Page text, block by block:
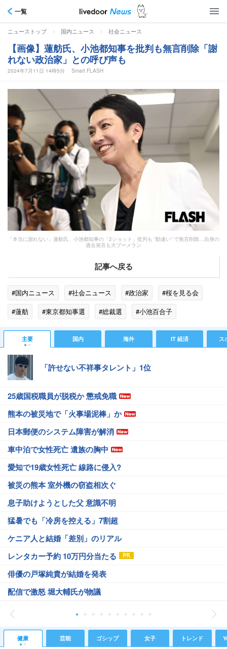
一覧
ニューストップ > 国内ニュース > 社会ニュース
【画像】蓮舫氏、小池都知事を批判も無言削除「謝
れない政治家」との呼び声も
2024年7月11日 14時5分 Smart FLASH
「本当に謝れない」蓮舫氏、小池都知事の「2ショット」批判も “勘違い” で無言削除…自身の
過去発言も大ブーメラン
記事へ戻る
#国内ニュース #社会ニュース #政治家
#桜を見る会
#蓮舫
#東京都知事選 #総裁選 #小池百合子
主要 国内 海外 IT 経済 ス
「許せない不祥事タレント」1位
25歳国税職員が脱税か 懲戒免職
熊本の被災地で「火事場泥棒」か
日本郵便のシステム障害が解消
車中泊で女性死亡 遺族の胸中
愛知で19歳女性死亡 線路に侵入?
被災の熊本 室外機の窃盗相次ぐ
息子助けようとした父 意識不明
猛暑でも「冷房を控える」7割超
ケニア人と結婚「差別」のリアル
レンタカー予約 10万円分当たる
俳優の戸塚純貴が結婚を発表
配信で激怒 堀大輔氏が物議
健康 芸能 ゴシップ 女子 トレンド